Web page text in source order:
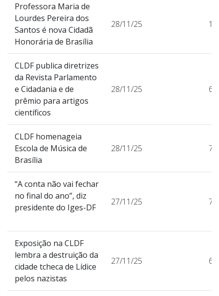
Professora Maria de
Lourdes Pereira dos
Santos é nova Cidadã
Honorária de Brasília
28/11/25
CLDF publica diretrizes
da Revista Parlamento
e Cidadania e de
prêmio para artigos
científicos
28/11/25
CLDF homenageia
Escola de Música de
Brasília
28/11/25
“A conta não vai fechar
no final do ano”, diz
presidente do Iges-DF
27/11/25
Exposição na CLDF
lembra a destruição da
cidade tcheca de Lídice
pelos nazistas
27/11/25